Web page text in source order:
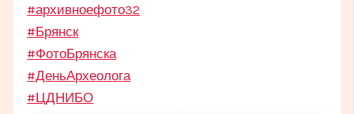
#архивноефото32
#Брянск
#ФотоБрянска
#ДеньАрхеолога
#ЦДНИБО